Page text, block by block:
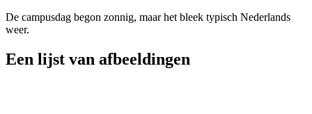
De campusdag begon zonnig, maar het bleek typisch Nederlands
weer.
Een lijst van afbeeldingen